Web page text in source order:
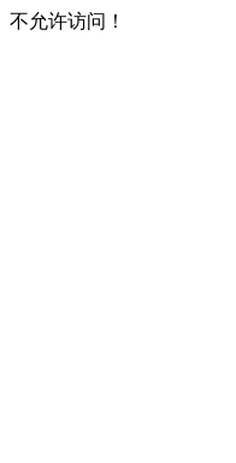
不允许访问！